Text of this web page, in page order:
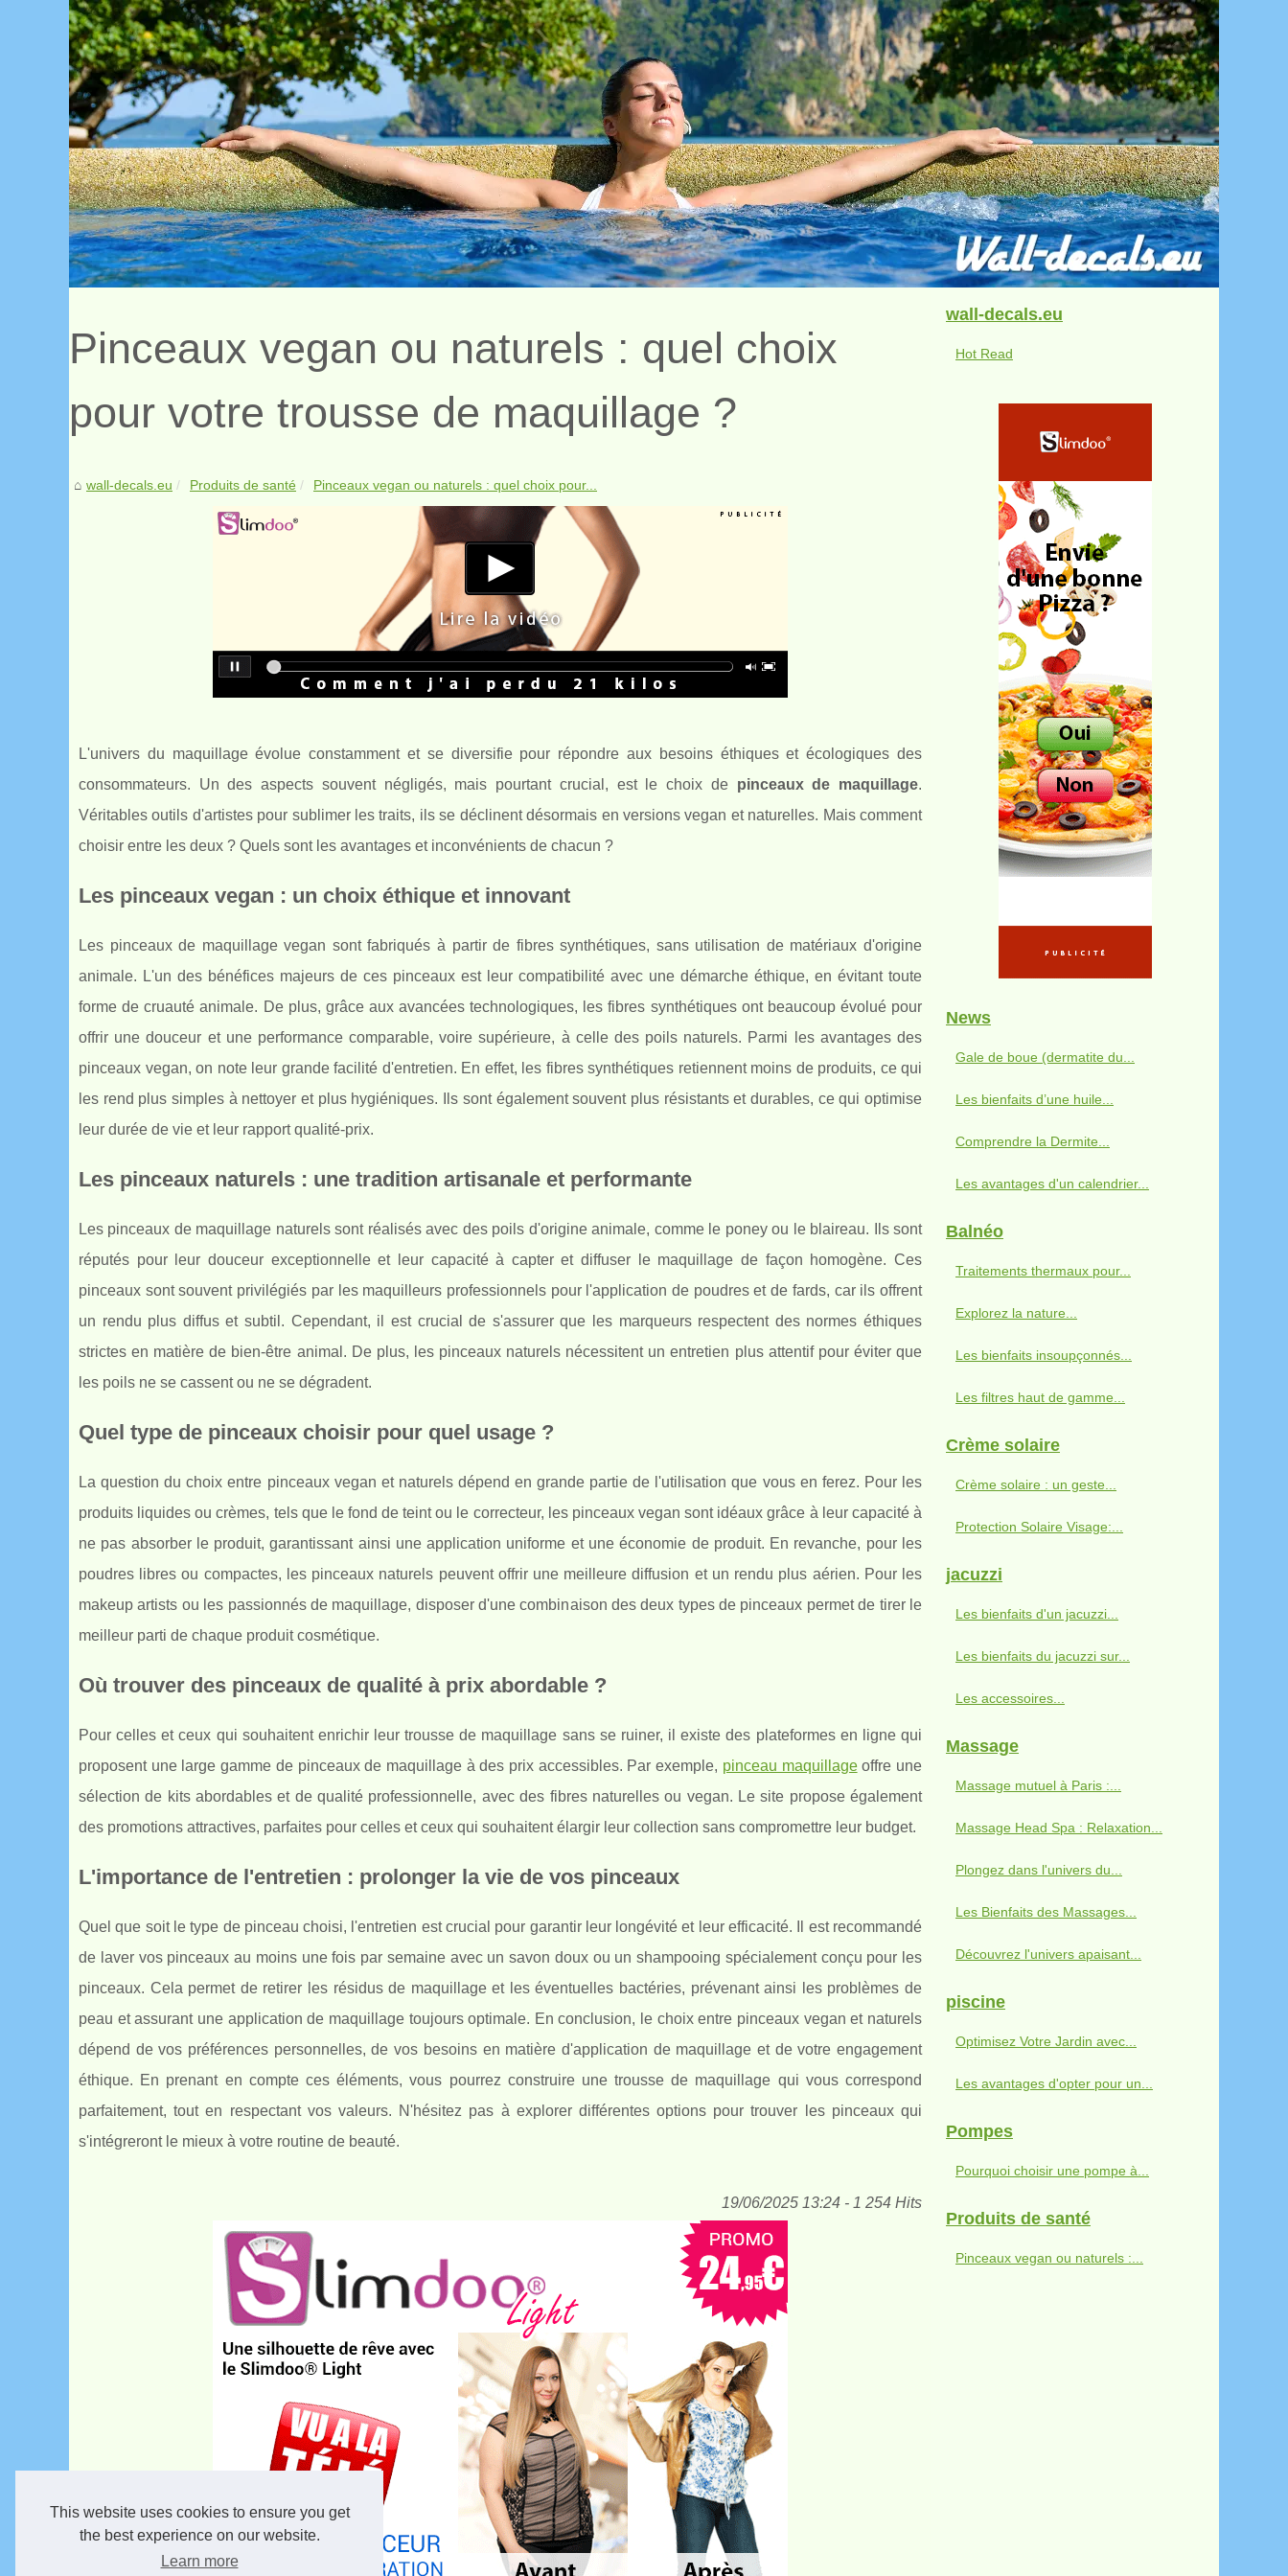
This website uses cookies to ensure you get
the best experience on our website.
Learn more
Pinceaux vegan ou naturels : quel choix
pour votre trousse de maquillage ?
wall-decals.eu Produits de santé Pinceaux vegan ou naturels : quel choix pour...
L'univers du maquillage évolue constamment et se diversifie pour répondre aux besoins éthiques et écologiques des
consommateurs. Un des aspects souvent négligés, mais pourtant crucial, est le choix de pinceaux de maquillage.
Véritables outils d'artistes pour sublimer les traits, ils se déclinent désormais en versions vegan et naturelles. Mais comment
choisir entre les deux ? Quels sont les avantages et inconvénients de chacun ?
Les pinceaux vegan : un choix éthique et innovant
Les pinceaux de maquillage vegan sont fabriqués à partir de fibres synthétiques, sans utilisation de matériaux d'origine
animale. L'un des bénéfices majeurs de ces pinceaux est leur compatibilité avec une démarche éthique, en évitant toute
forme de cruauté animale. De plus, grâce aux avancées technologiques, les fibres synthétiques ont beaucoup évolué pour
offrir une douceur et une performance comparable, voire supérieure, à celle des poils naturels. Parmi les avantages des
pinceaux vegan, on note leur grande facilité d'entretien. En effet, les fibres synthétiques retiennent moins de produits, ce qui
les rend plus simples à nettoyer et plus hygiéniques. Ils sont également souvent plus résistants et durables, ce qui optimise
leur durée de vie et leur rapport qualité-prix.
Les pinceaux naturels : une tradition artisanale et performante
Les pinceaux de maquillage naturels sont réalisés avec des poils d'origine animale, comme le poney ou le blaireau. Ils sont
réputés pour leur douceur exceptionnelle et leur capacité à capter et diffuser le maquillage de façon homogène. Ces
pinceaux sont souvent privilégiés par les maquilleurs professionnels pour l'application de poudres et de fards, car ils offrent
un rendu plus diffus et subtil. Cependant, il est crucial de s'assurer que les marqueurs respectent des normes éthiques
strictes en matière de bien-être animal. De plus, les pinceaux naturels nécessitent un entretien plus attentif pour éviter que
les poils ne se cassent ou ne se dégradent.
Quel type de pinceaux choisir pour quel usage ?
La question du choix entre pinceaux vegan et naturels dépend en grande partie de l'utilisation que vous en ferez. Pour les
produits liquides ou crèmes, tels que le fond de teint ou le correcteur, les pinceaux vegan sont idéaux grâce à leur capacité à
ne pas absorber le produit, garantissant ainsi une application uniforme et une économie de produit. En revanche, pour les
poudres libres ou compactes, les pinceaux naturels peuvent offrir une meilleure diffusion et un rendu plus aérien. Pour les
makeup artists ou les passionnés de maquillage, disposer d'une combinaison des deux types de pinceaux permet de tirer le
meilleur parti de chaque produit cosmétique.
Où trouver des pinceaux de qualité à prix abordable ?
Pour celles et ceux qui souhaitent enrichir leur trousse de maquillage sans se ruiner, il existe des plateformes en ligne qui
proposent une large gamme de pinceaux de maquillage à des prix accessibles. Par exemple, pinceau maquillageoffre une
sélection de kits abordables et de qualité professionnelle, avec des fibres naturelles ou vegan. Le site propose également
des promotions attractives, parfaites pour celles et ceux qui souhaitent élargir leur collection sans compromettre leur budget.
L'importance de l'entretien : prolonger la vie de vos pinceaux
Quel que soit le type de pinceau choisi, l'entretien est crucial pour garantir leur longévité et leur efficacité. Il est recommandé
de laver vos pinceaux au moins une fois par semaine avec un savon doux ou un shampooing spécialement conçu pour les
pinceaux. Cela permet de retirer les résidus de maquillage et les éventuelles bactéries, prévenant ainsi les problèmes de
peau et assurant une application de maquillage toujours optimale. En conclusion, le choix entre pinceaux vegan et naturels
dépend de vos préférences personnelles, de vos besoins en matière d'application de maquillage et de votre engagement
éthique. En prenant en compte ces éléments, vous pourrez construire une trousse de maquillage qui vous correspond
parfaitement, tout en respectant vos valeurs. N'hésitez pas à explorer différentes options pour trouver les pinceaux qui
s'intégreront le mieux à votre routine de beauté.
19/06/2025 13:24 - 1 254 Hits
wall-decals.eu
Hot Read
News
Gale de boue (dermatite du...
Les bienfaits d’une huile...
Comprendre la Dermite...
Les avantages d'un calendrier...
Balnéo
Traitements thermaux pour...
Explorez la nature...
Les bienfaits insoupçonnés...
Les filtres haut de gamme...
Crème solaire
Crème solaire : un geste...
Protection Solaire Visage:...
jacuzzi
Les bienfaits d'un jacuzzi...
Les bienfaits du jacuzzi sur...
Les accessoires...
Massage
Massage mutuel à Paris :...
Massage Head Spa : Relaxation...
Plongez dans l'univers du...
Les Bienfaits des Massages...
Découvrez l'univers apaisant...
piscine
Optimisez Votre Jardin avec...
Les avantages d'opter pour un...
Pompes
Pourquoi choisir une pompe à...
Produits de santé
Pinceaux vegan ou naturels :...